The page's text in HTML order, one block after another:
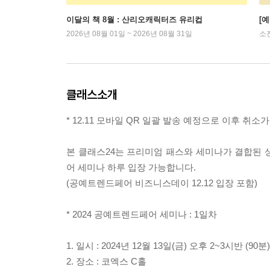
이달의 책 8월 : 산리오캐릭터즈 유리컵
2026년 08월 01일 ~ 2026년 08월 31일
[
소
클래스소개
* 12.11 모바일 QR 일괄 발송 예정으로 이후 취소
본 클래스24는 프리미엄 패스와 세미나가 결합된
어 세미나 하루 입장 가능합니다.
(공예트렌드페어 비즈니스데이 12.12 입장 포함)
* 2024 공예트렌드페어 세미나 : 1일차
1. 일시 : 2024년 12월 13일(금) 오후 2~3시반 (90분)
2. 장소 : 코엑스 C홀